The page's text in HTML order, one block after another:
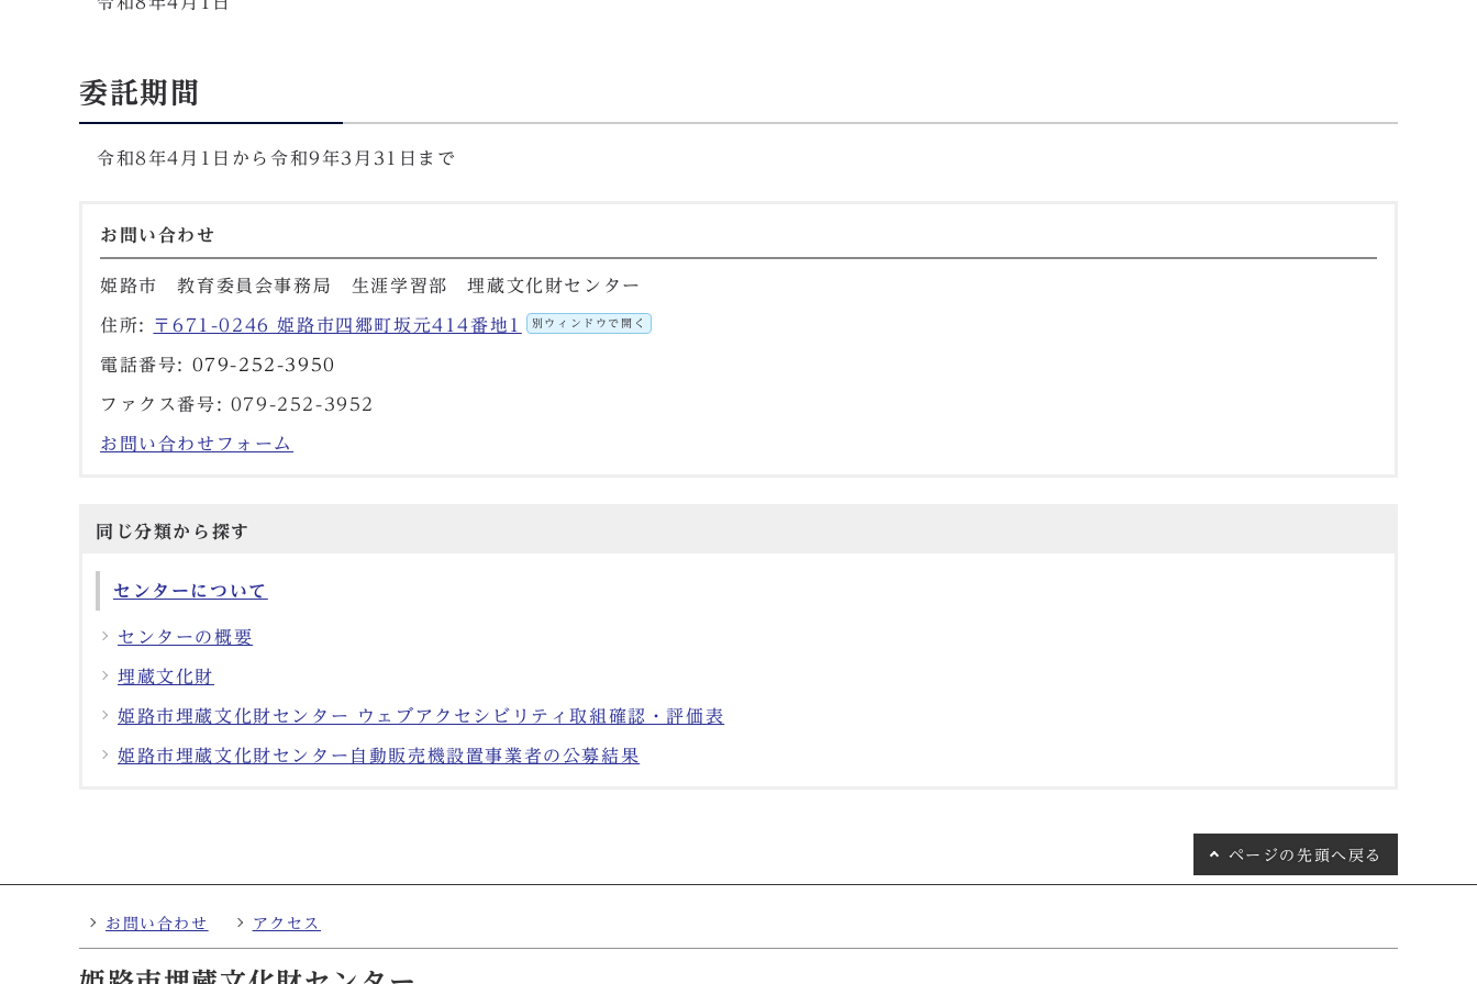
委託期間
令和8年4月1日から令和9年3月31日まで
お問い合わせ
姫路市 教育委員会事務局 生涯学習部 埋蔵文化財センター
住所: 〒671-0246 姫路市四郷町坂元414番地1 別ウィンドウで開く
電話番号: 079-252-3950
ファクス番号: 079-252-3952
お問い合わせフォーム
同じ分類から探す
センターについて
センターの概要
埋蔵文化財
姫路市埋蔵文化財センター ウェブアクセシビリティ取組確認・評価表
姫路市埋蔵文化財センター自動販売機設置事業者の公募結果
ページの 先頭へ戻る
お問い合わせ アクセス